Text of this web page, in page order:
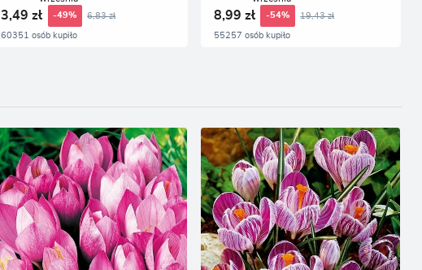
3,49 zł -49% 6,83 zł
60351 osób kupiło
8,99 zł -54% 19,43 zł
55257 osób kupiło